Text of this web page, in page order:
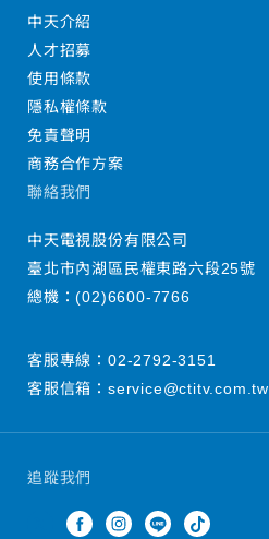
追蹤我們
中天介紹
人才招募
使用條款
隱私權條款
免責聲明
商務合作方案
聯絡我們
中天電視股份有限公司
臺北市內湖區民權東路六段25號
總機：(02)6600-7766
客服專線： 02-2792-3151
客服信箱： service@ctitv.com.tw